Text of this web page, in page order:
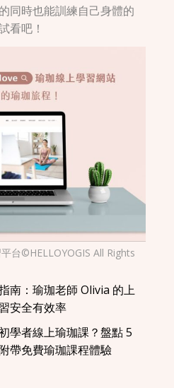
同時也能訓練自己身體的
看吧！
台©HELLOYOGIS All Rights
南：瑜珈老師 Olivia 的上
安全有效率
學者線上瑜珈課？盤點 5
帶免費瑜珈課程體驗